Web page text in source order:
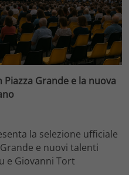
Grande e la nuova
la selezione ufficiale
e nuovi talenti
e Giovanni Tort